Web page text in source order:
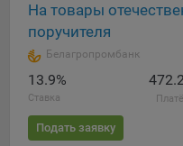
Chrome
Safari
Microsoft Edge
Internet Explorer
На товары
поручителя
Белагропромбанк
13.9%
Ставка
Подать заявку